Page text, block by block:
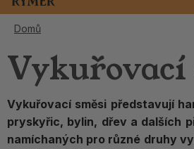
Domů
Vykuřovací směsi představují
pryskyřic, bylin, dřev a dalších
namíchaných pro různé druhy